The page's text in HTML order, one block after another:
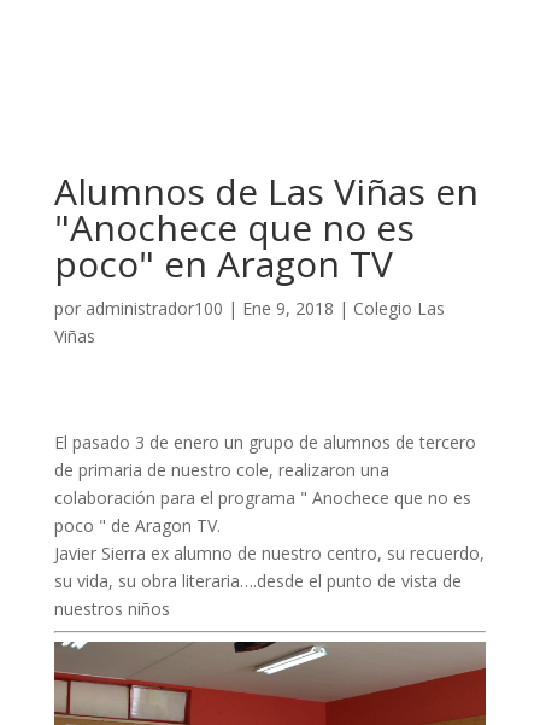
Alumnos de Las Viñas en
"Anochece que no es
poco" en Aragon TV
por administrador100 | Ene 9, 2018 | Colegio Las
Viñas
El pasado 3 de enero un grupo de alumnos de tercero
de primaria de nuestro cole, realizaron una
colaboración para el programa " Anochece que no es
poco " de Aragon TV.
Javier Sierra ex alumno de nuestro centro, su recuerdo,
su vida, su obra literaria….desde el punto de vista de
nuestros niños